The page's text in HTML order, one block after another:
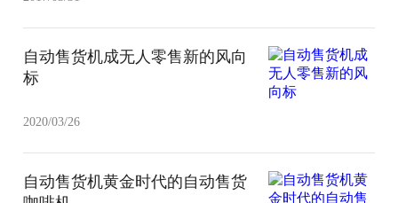
自动售货机成无人零售新的风向
标
2020/03/26
自动售货机黄金时代的自动售货